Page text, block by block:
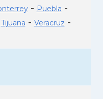
- Puebla -
Tijuana - Veracruz -